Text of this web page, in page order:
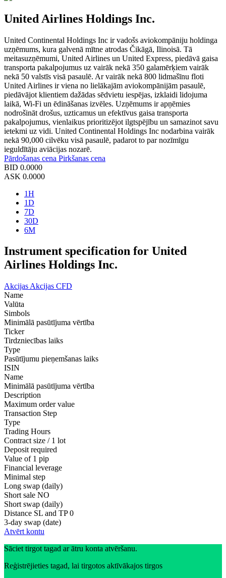
United Airlines Holdings Inc.
United Continental Holdings Inc ir vadošs aviokompāniju holdinga
uzņēmums, kura galvenā mītne atrodas Čikāgā, Ilinoisā. Tā
meitasuzņēmumi, United Airlines un United Express, piedāvā gaisa
transporta pakalpojumus uz vairāk nekā 350 galamērķiem vairāk
nekā 50 valstīs visā pasaulē. Ar vairāk nekā 800 lidmašīnu floti
United Airlines ir viena no lielākajām aviokompānijām pasaulē,
piedāvājot klientiem dažādas sēdvietu iespējas, izklaidi lidojuma
laikā, Wi-Fi un ēdināšanas izvēles. Uzņēmums ir apņēmies
nodrošināt drošus, uzticamus un efektīvus gaisa transporta
pakalpojumus, vienlaikus prioritizējot ilgtspējību un samazinot savu
ietekmi uz vidi. United Continental Holdings Inc nodarbina vairāk
nekā 90,000 cilvēku visā pasaulē, padarot to par nozīmīgu
ieguldītāju aviācijas nozarē.
Pārdošanas cena Pirkšanas cena
BID 0.0000
ASK 0.0000
1H
1D
7D
30D
6M
Instrument specification for United
Airlines Holdings Inc.
Akcijas Akcijas CFD
Name
Valūta
Simbols
Minimālā pasūtījuma vērtība
Ticker
Tirdzniecības laiks
Type
Pasūtījumu pieņemšanas laiks
ISIN
Name
Minimālā pasūtījuma vērtība
Description
Maximum order value
Transaction Step
Type
Trading Hours
Contract size / 1 lot
Deposit required
Value of 1 pip
Financial leverage
Minimal step
Long swap (daily)
Short sale NO
Short swap (daily)
Distance SL and TP 0
3-day swap (date)
Atvērt kontu
Sāciet tirgot tagad ar ātru konta atvēršanu.
Reģistrējieties tagad, lai tirgotos aktīvākajos tirgos